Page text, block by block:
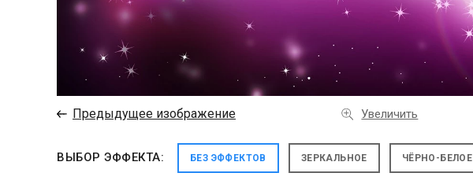
← Предыдущее изображение Увеличить
ВЫБОР ЭФФЕКТА: БЕЗ ЭФФЕКТОВ ЗЕРКАЛЬНОЕ ЧЁРНО-БЕЛОЕ